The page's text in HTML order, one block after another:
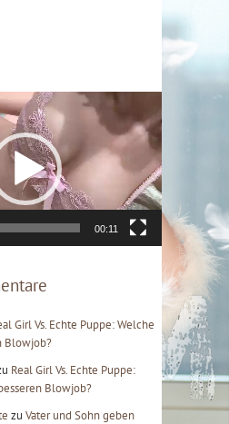
00:11
Girl Vs. Echte Puppe: Welche
Blowjob?
Real Girl Vs. Echte Puppe:
Blowjob?
zu Vater und Sohn geben